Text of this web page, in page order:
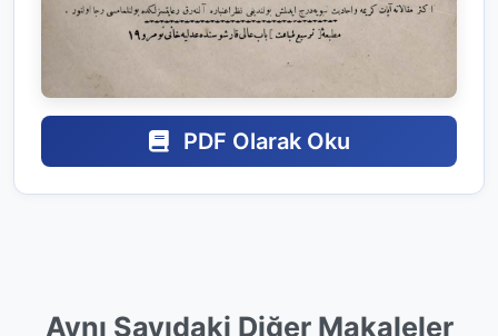
PDF Olarak Oku
Aynı Sayıdaki Diğer Makaleler